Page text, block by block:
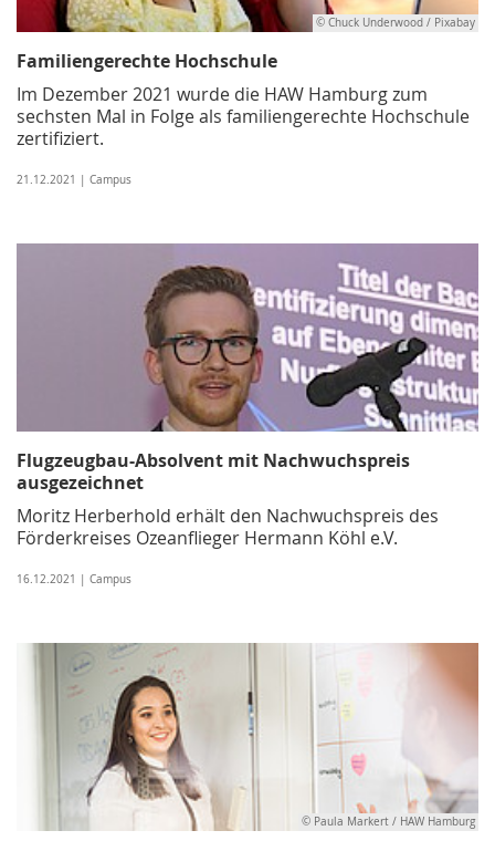
© Chuck Underwood / Pixabay
Familiengerechte Hochschule
Im Dezember 2021 wurde die HAW Hamburg zum
sechsten Mal in Folge als familiengerechte Hochschule
zertifiziert.
21.12.2021 | Campus
Flugzeugbau-Absolvent mit Nachwuchspreis
ausgezeichnet
Moritz Herberhold erhält den Nachwuchspreis des
Förderkreises Ozeanflieger Hermann Köhl e.V.
16.12.2021 | Campus
© Paula Markert / HAW Hamburg